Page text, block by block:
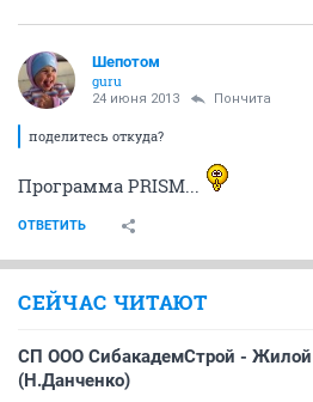
Шепотом
guru
24 июня 2013 Пончита
поделитесь откуда?
Программа PRISM...
ОТВЕТИТЬ
СЕЙЧАС ЧИТАЮТ
СП ООО СибакадемСтрой -
(Н.Данченко)